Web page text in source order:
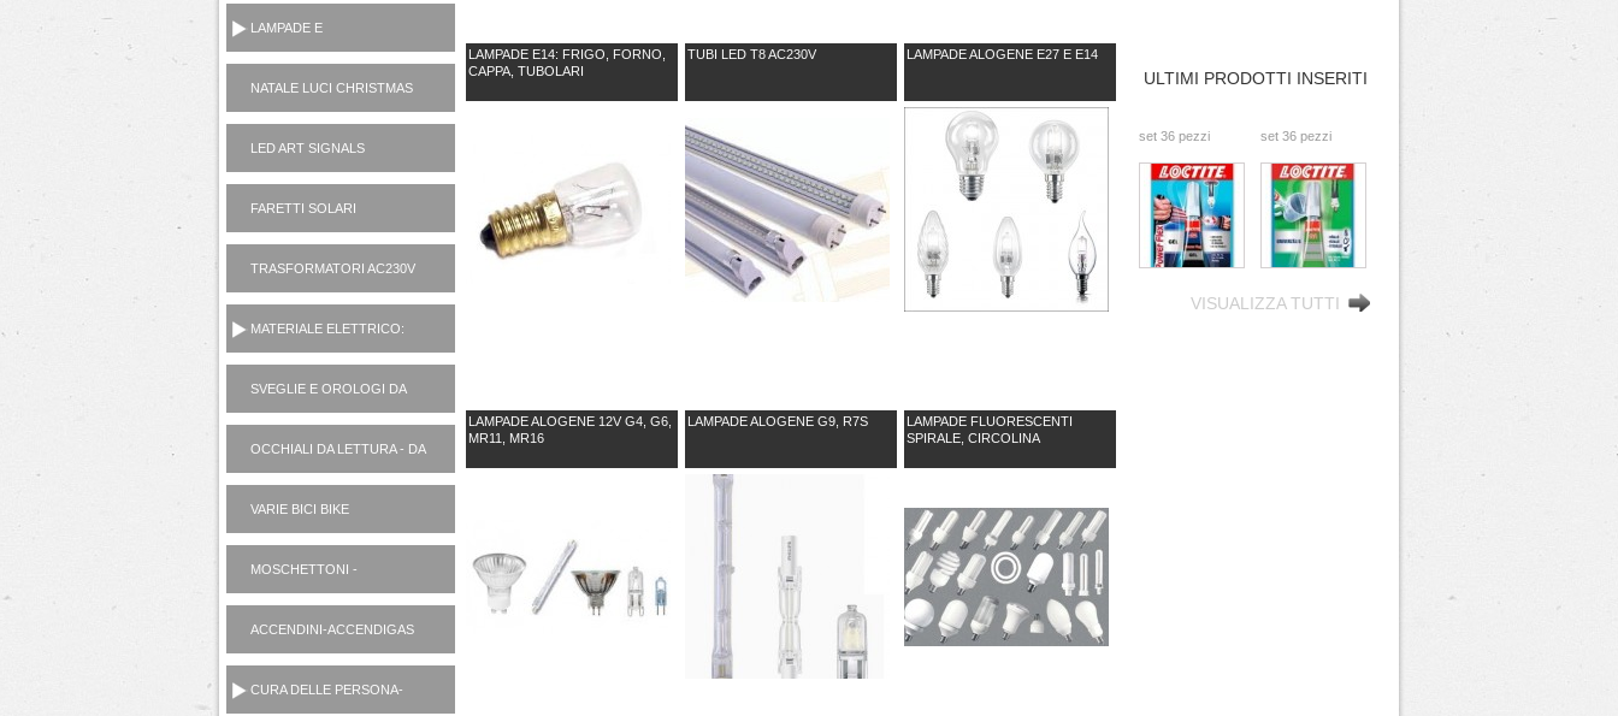
LAMPADE E
ILLUMINOTECNICA
NATALE LUCI CHRISTMAS
LED ART SIGNALS
FARETTI SOLARI
TRASFORMATORI AC230V
AD ALIMENTATORI 12V
MATERIALE ELETTRICO:
VARIE
SVEGLIE E OROLOGI DA
PARETE
OCCHIALI DA LETTURA - DA
SOLE
VARIE BICI BIKE
MOSCHETTONI -
PORTACHIAVI
ACCENDINI-ACCENDIGAS
CUCINA-RICARICA GAS
CURA DELLE PERSONA-
LAMPADE E14: FRIGO, FORNO,
CAPPA, TUBOLARI
TUBI LED T8 AC230V LAMPADE ALOGENE E27 E E14
LAMPADE ALOGENE 12V G4, G6,
MR11, MR16
LAMPADE ALOGENE G9, R7S
LAMPADE FLUORESCENTI
SPIRALE, CIRCOLINA
ULTIMI PRODOTTI INSERITI
set 36 pezzi
COLLA 2GR
LOCTITE GEL
attaccatutto
rapido #x26i
set 36 pezzi
COLLA 3GR
LOCTITE
istantanea
attaccatutto #x27i
set 36 pezzi
LOCTITE GEL
attaccatutto
rapido #x26i
set 36 pezzi
LOCTITE
istantanea
attaccatutto #x27i
VISUALIZZA TUTTI